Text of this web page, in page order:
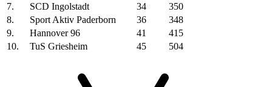
7.
SCD Ingolstadt 34
350
8.
Sport Aktiv Paderborn 36
348
9.
Hannover 96 41
415
10.
TuS Griesheim 45 504